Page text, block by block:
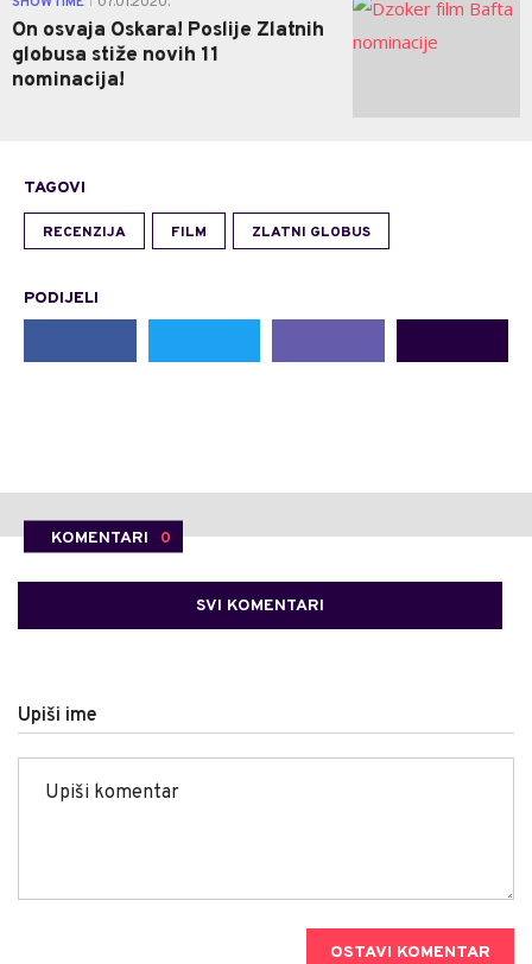
On osvaja Oskara! Poslije Zlatnih
globusa stiže novih 11
nominacija!
TAGOVI
RECENZIJA FILM ZLATNI GLOBUS
PODIJELI
KOMENTARI 0
SVI KOMENTARI
Upiši ime
OSTAVI KOMENTAR